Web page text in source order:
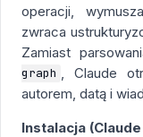
operacji,
zwraca
Zamiast
graph
, Claude
autorem, datą i
Instalacja